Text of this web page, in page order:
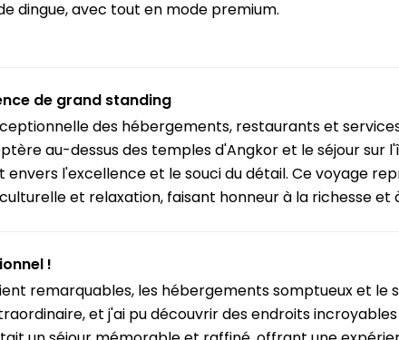
dingue, avec tout en mode premium.
de grand standing
des hébergements, restaurants et
au-dessus des temples d'Angkor et le séjour sur
envers l'excellence et le souci du détail. Ce voyage
et relaxation, faisant honneur à la richesse et
!
remarquables, les hébergements somptueux et le
et j'ai pu découvrir des endroits